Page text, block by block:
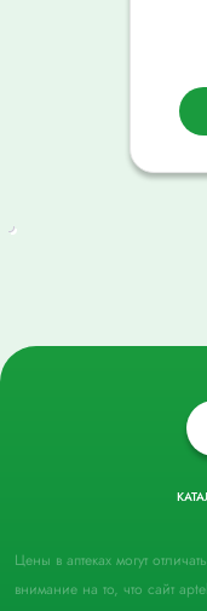
Цены в аптеках могут
внимание на то, что сайт